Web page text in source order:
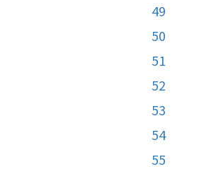
49
50
51
52
53
54
55